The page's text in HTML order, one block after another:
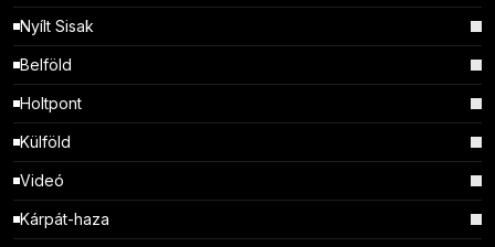
Nyílt Sisak
Belföld
Holtpont
Külföld
Videó
Kárpát-haza